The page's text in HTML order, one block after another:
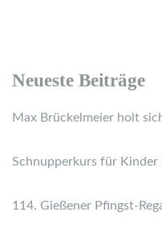
Neueste Beiträge
Max Brückelmeier holt
Schnupperkurs für Kinder
114. Gießener Pfingst-